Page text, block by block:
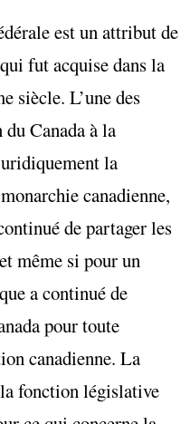
est un attribut de
fut acquise dans la
siècle. L’une des
du Canada à la
la
canadienne,
de partager les
même si pour un
a continué de
pour toute
canadienne. La
fonction législative